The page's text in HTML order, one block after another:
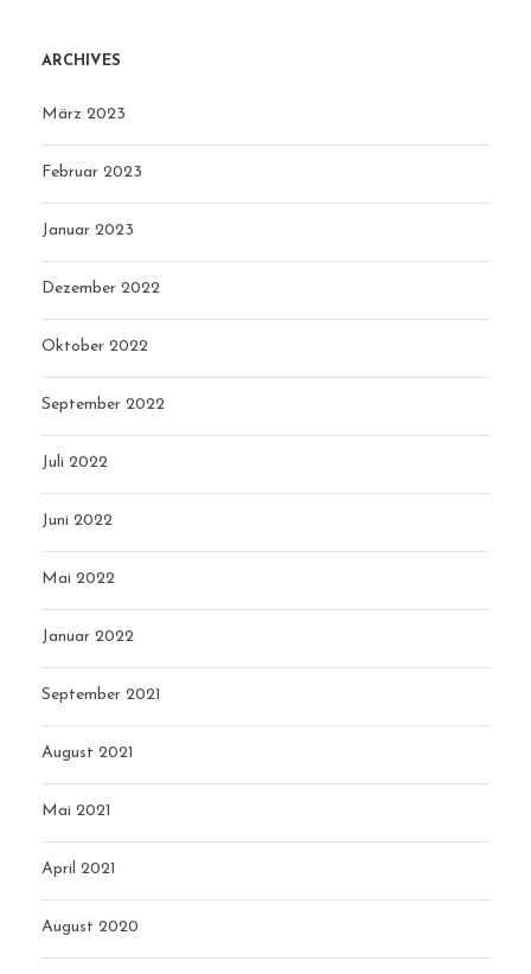
ARCHIVES
März 2023
Februar 2023
Januar 2023
Dezember 2022
Oktober 2022
September 2022
Juli 2022
Juni 2022
Mai 2022
Januar 2022
September 2021
August 2021
Mai 2021
April 2021
August 2020